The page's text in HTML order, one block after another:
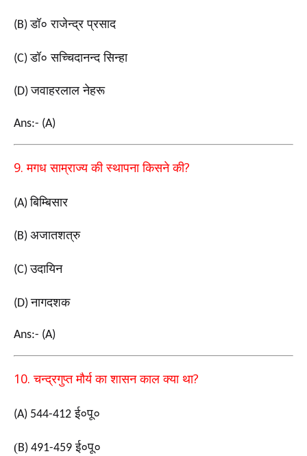
(B)डॉ० राजेन्द्र प्रसाद
(C)डॉ० सच्चिदानन्द सिन्हा
(D)जवाहरलाल नेहरू
Ans:- (A)
9.मगध साम्राज्य की स्थापना किसने की?
(A)बिम्बिसार
(B) अजातशत्रु
(C)उदायिन
(D)नागदशक
Ans:- (A)
10.चन्द्रगुप्त मौर्य का शासन काल क्या था?
(A) 544-412 ई०पू०
(B) 491-459 ई०पू०